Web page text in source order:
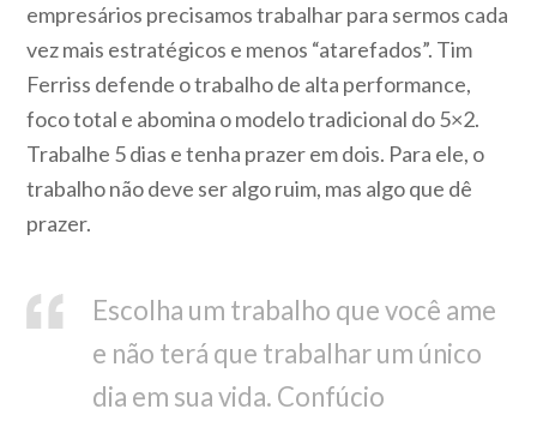
empresários precisamos trabalhar para sermos cada
vez mais estratégicos e menos “atarefados”. Tim
Ferriss defende o trabalho de alta performance,
foco total e abomina o modelo tradicional do 5×2.
Trabalhe 5 dias e tenha prazer em dois. Para ele, o
trabalho não deve ser algo ruim, mas algo que dê
prazer.
Escolha um trabalho que você ame
e não terá que trabalhar um único
dia em sua vida. Confúcio